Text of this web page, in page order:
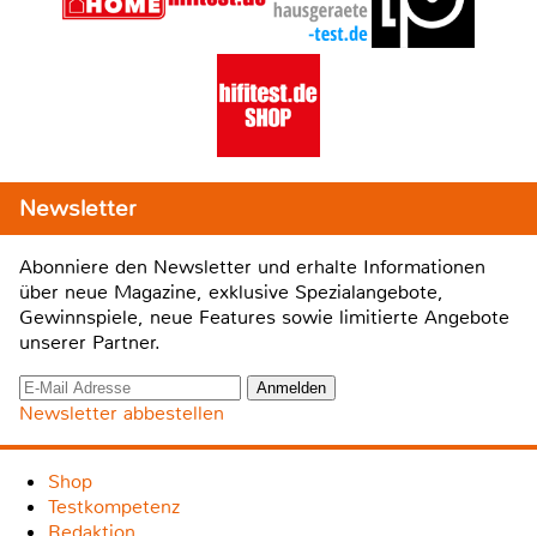
Newsletter
Abonniere den Newsletter und erhalte Informationen
über neue Magazine, exklusive Spezialangebote,
Gewinnspiele, neue Features sowie limitierte Angebote
unserer Partner.
Newsletter abbestellen
Shop
Testkompetenz